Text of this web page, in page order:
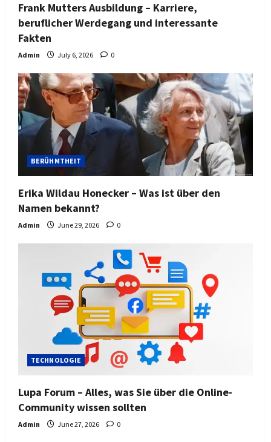
Frank Mutters Ausbildung – Karriere,
beruflicher Werdegang und interessante
Fakten
Admin July 6, 2026 0
BERÜHMTHEIT
Erika Wildau Honecker – Was ist über den
Namen bekannt?
Admin June 29, 2026 0
TECHNOLOGIE
Lupa Forum – Alles, was Sie über die Online-
Community wissen sollten
Admin June 27, 2026 0